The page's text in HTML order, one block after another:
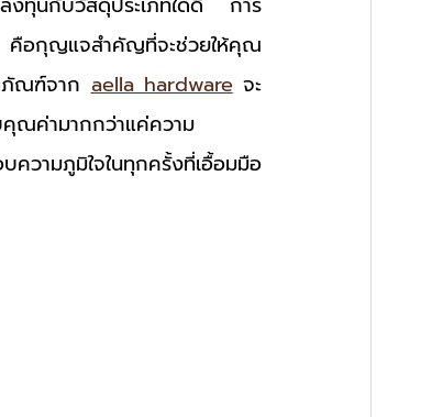
อกุญแจสำคัญที่จะช่วยให้คุณ
ภัณฑ์จาก aella hardware จะ
คุณค่ามากกว่าแค่ความ
วามภูมิใจในทุกครั้งที่เอื้อมมือ